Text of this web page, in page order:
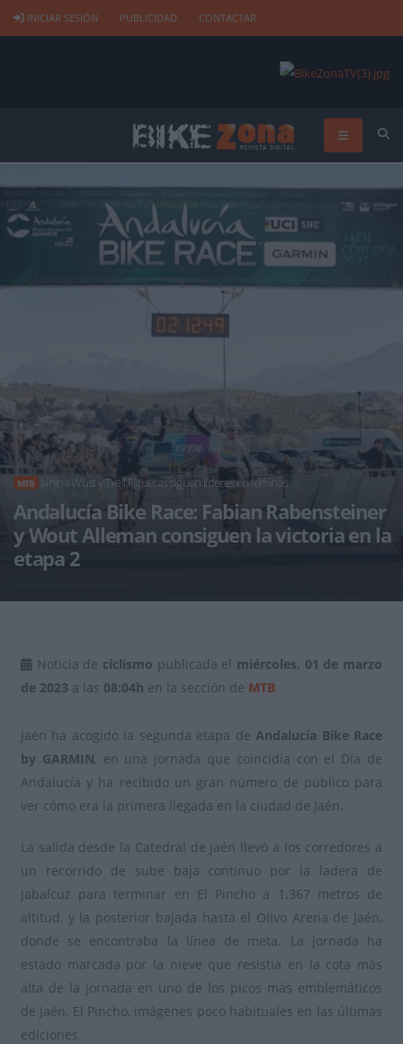
INICIAR SESIÓN PUBLICIDAD CONTACTAR
MTB Janina Wüst y Txell Figueras siguen líderes en féminas
Andalucía Bike Race: Fabian Rabensteiner
y Wout Alleman consiguen la victoria en la
etapa 2
Noticia de ciclismo publicada el miércoles, 01 de marzo
de 2023 a las 08:04h en la sección de MTB
Jaén ha acogido la segunda etapa de Andalucía Bike Race
by GARMIN, en una jornada que coincidía con el Día de
Andalucía y ha recibido un gran número de público para
ver cómo era la primera llegada en la ciudad de Jaén.
La salida desde la Catedral de Jaén llevó a los corredores a
un recorrido de sube baja continuo por la ladera de
Jabalcuz para terminar en El Pincho a 1.367 metros de
altitud, y la posterior bajada hasta el Olivo Arena de Jaén,
donde se encontraba la línea de meta. La jornada ha
estado marcada por la nieve que resistía en la cota más
alta de la jornada en uno de los picos más emblemáticos
de Jaén, El Pincho, imágenes poco habituales en las últimas
ediciones.